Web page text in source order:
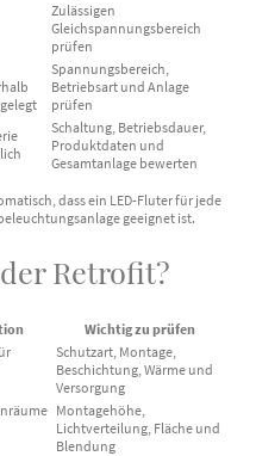
Zulässigen
Gleichspannungsbereich
prüfen
Spannungsbereich,
Betriebsart und Anlage
prüfen
Schaltung, Betriebsdauer,
Produktdaten und
Gesamtanlage bewerten
dass ein LED-Fluter für jede
geeignet ist.
Retrofit?
Wichtig zu prüfen
Schutzart, Montage,
Beschichtung, Wärme und
Versorgung
Montagehöhe,
Lichtverteilung, Fläche und
Blendung